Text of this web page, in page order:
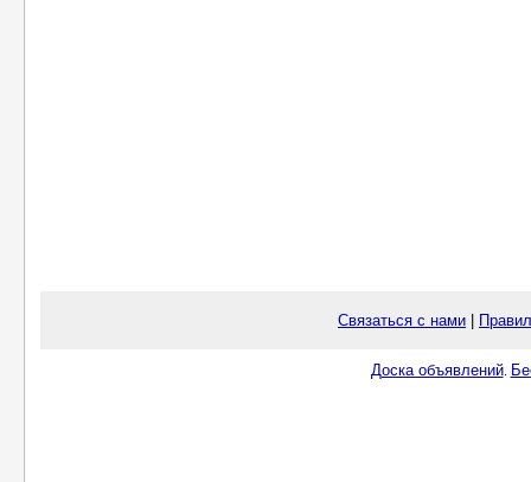
Связаться с нами
Доска объявлений.